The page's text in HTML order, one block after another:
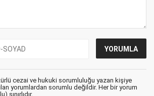
türlü cezai ve hukuki sorumluluğu yazan kişiye
yorumlardan sorumlu değildir. Her bir yorum
sınırlıdır.